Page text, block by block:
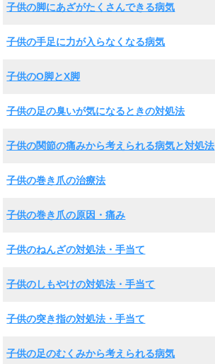
子供の脚にあざがたくさんできる病気
子供の手足に力が入らなくなる病気
子供のO脚とX脚
子供の足の臭いが気になるときの対処法
子供の関節の痛みから考えられる病気と対処法
子供の巻き爪の治療法
子供の巻き爪の原因・痛み
子供のねんざの対処法・手当て
子供のしもやけの対処法・手当て
子供の突き指の対処法・手当て
子供の足のむくみから考えられる病気